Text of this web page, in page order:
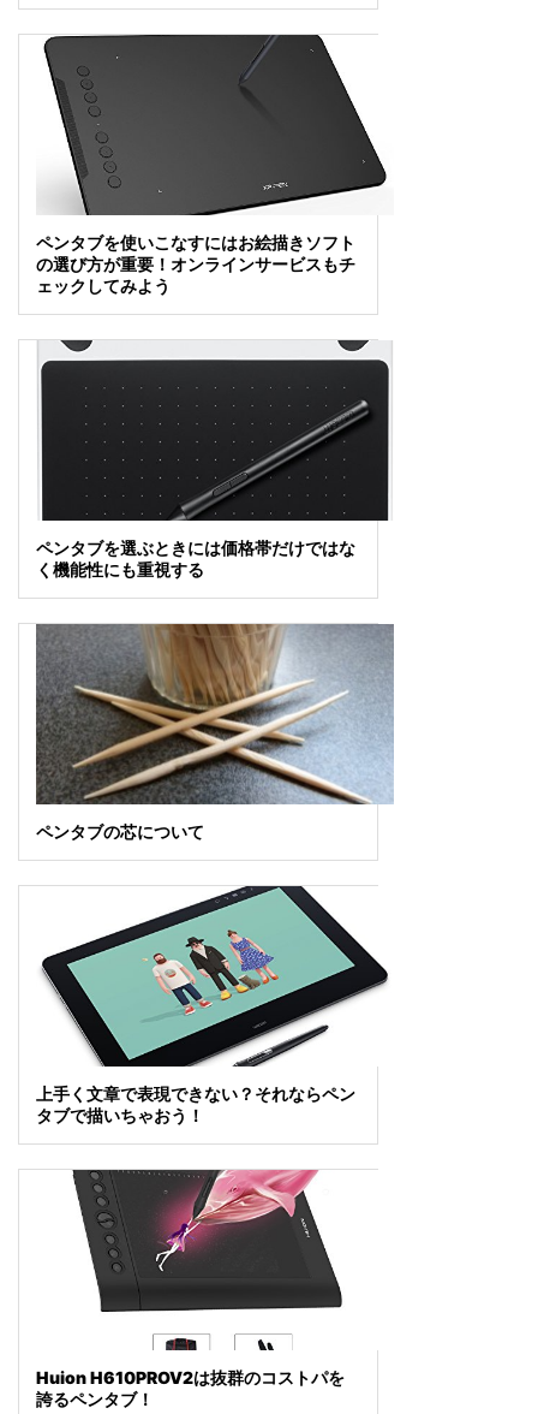
ペンタブを使いこなすにはお絵描きソフト
の選び方が重要！オンラインサービスもチ
ェックしてみよう
ペンタブを選ぶときには価格帯だけではな
く機能性にも重視する
ペンタブの芯について
上手く文章で表現できない？それならペン
タブで描いちゃおう！
Huion H610PROV2は抜群のコストパを
誇るペンタブ！